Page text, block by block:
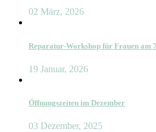
02 März, 2026
Reparatur-Workshop für Frauen am
19 Januar, 2026
Öffnungszeiten im Dezember
03 Dezember, 2025